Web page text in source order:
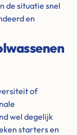
de situatie snel
en
of
wel degelijk
starters en